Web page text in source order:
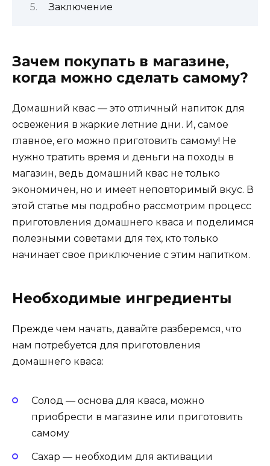
Заключение
Зачем покупать в магазине,
когда можно сделать самому?
Домашний квас — это отличный напиток для
освежения в жаркие летние дни. И, самое
главное, его можно приготовить самому! Не
нужно тратить время и деньги на походы в
магазин, ведь домашний квас не только
экономичен, но и имеет неповторимый вкус. В
этой статье мы подробно рассмотрим процесс
приготовления домашнего кваса и поделимся
полезными советами для тех, кто только
начинает свое приключение с этим напитком.
Необходимые ингредиенты
Прежде чем начать, давайте разберемся, что
нам потребуется для приготовления
домашнего кваса:
Солод — основа для кваса, можно
приобрести в магазине или приготовить
самому
Сахар — необходим для активации